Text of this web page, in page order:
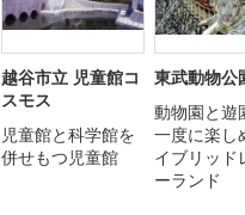
越谷市立 児童館コ
スモス
児童館と科学館を
併せもつ児童館
東武動物公
動物園と遊
一度に楽し
イブリッド
ーランド